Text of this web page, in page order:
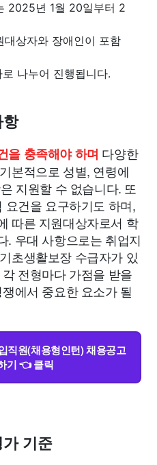
2025년 1월 20일부터 2
대상자와 장애인이 포함
나누어 진행됩니다.
항
을 충족해야 하며 다양한
본적으로 성별, 연령에
지원할 수 없습니다. 또
요건을 요구하기도 하며,
따른 지원대상자로서 학
. 우대 사항으로는 취업지
초생활보장 수급자가 있
전형마다 가점을 받을
에서 중요한 요소가 될
직원(채용형인턴) 채용공고
기 👈 클릭
기준